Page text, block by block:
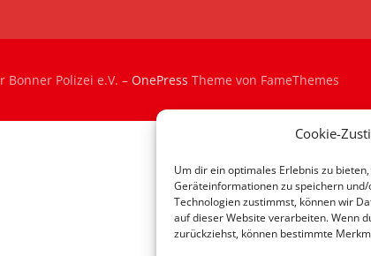
Cookie-
Um dir ein optimales Erlebnis zu
Geräteinformationen zu speichern
Technologien zustimmst, können wir
auf dieser Website verarbeiten. Wenn
zurückziehst, können bestimmte
Polizei e.V. – OnePress Theme von FameThemes